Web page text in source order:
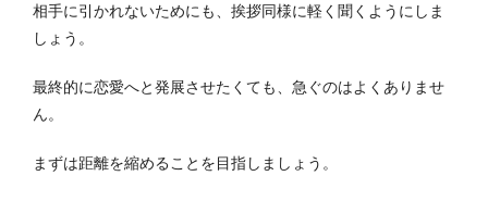
相手に引かれないためにも、挨拶同様に軽く聞くようにしま
しょう。
最終的に恋愛へと発展させたくても、急ぐのはよくありませ
ん。
まずは距離を縮めることを目指しましょう。